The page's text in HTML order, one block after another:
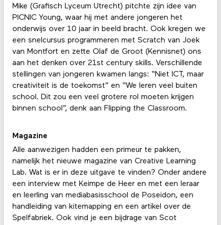
Mike (Grafisch Lyceum Utrecht) pitchte zijn idee van
PICNIC Young, waar hij met andere jongeren het
onderwijs over 10 jaar in beeld bracht. Ook kregen we
een snelcursus programmeren met Scratch van Joek
van Montfort en zette Olaf de Groot (Kennisnet) ons
aan het denken over 21st century skills. Verschillende
stellingen van jongeren kwamen langs: “Niet ICT, maar
creativiteit is de toekomst” en “We leren veel buiten
school. Dit zou een veel grotere rol moeten krijgen
binnen school”, denk aan Flipping the Classroom.
Magazine
Alle aanwezigen hadden een primeur te pakken,
namelijk het nieuwe magazine van Creative Learning
Lab. Wat is er in deze uitgave te vinden? Onder andere
een interview met Keimpe de Heer en met een leraar
en leerling van mediabasisschool de Poseidon, een
handleiding van kitemapping en een artikel over de
Spelfabriek. Ook vind je een bijdrage van Scot